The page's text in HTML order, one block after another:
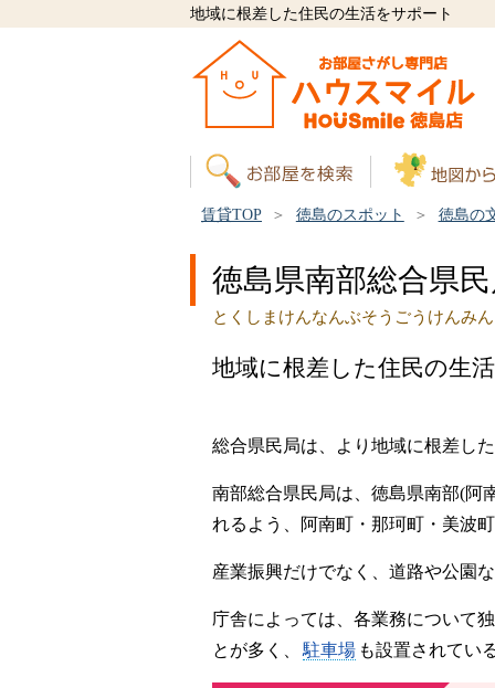
地域に根差した住民の生活をサポート
賃貸TOP 徳島のスポット 徳島の
徳島県南部総合県
とくしまけんなんぶそうごうけんみ
地域に根差した住民の生
総合県民局は、より地域に根差し
南部総合県民局は、徳島県南部(阿
れるよう、阿南町・那珂町・美波
産業振興だけでなく、道路や公園
庁舎によっては、各業務について
とが多く、
駐車場 も設置されてい